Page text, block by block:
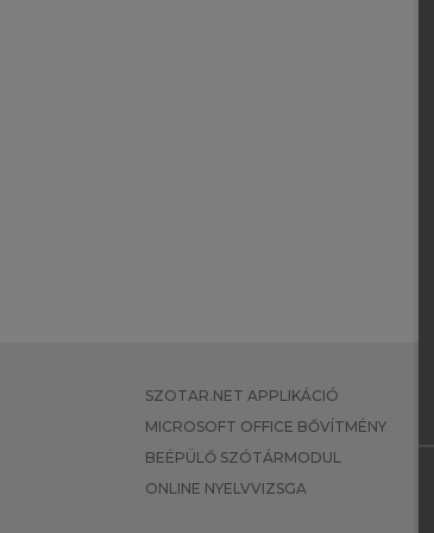
SZOTAR.NET APPLIKÁCIÓ
MICROSOFT OFFICE BŐVÍTMÉNY
BEÉPÜLŐ SZÓTÁRMODUL
ONLINE NYELVVIZSGA